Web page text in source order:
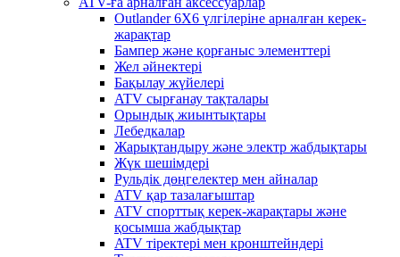
Outlander 6X6 үлгілеріне арналған керек-
жарақтар
Бампер және қорғаныс элементтері
Жел әйнектері
Бақылау жүйелері
ATV сырғанау тақталары
Орындық жиынтықтары
Лебедкалар
Жарықтандыру және электр жабдықтары
Жүк шешімдері
Рульдік дөңгелектер мен айналар
ATV қар тазалағыштар
ATV спорттық керек-жарақтары және
қосымша жабдықтар
ATV тіректері мен кронштейндері